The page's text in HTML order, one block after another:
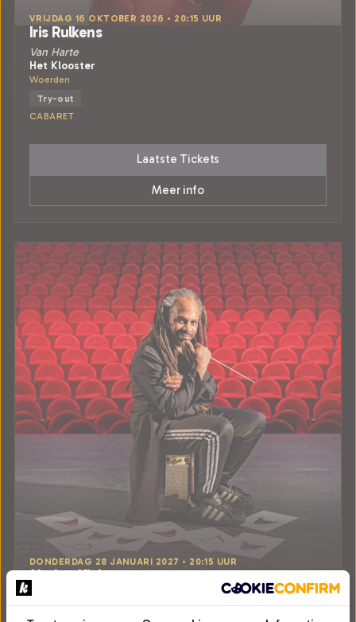
VRIJDAG 16 OKTOBER 2026 • 20:15 UUR
Iris Rulkens
Van Harte
Het Klooster
Woerden
Try-out
CABARET
Laatste Tickets
Meer info
DONDERDAG 28 JANUARI 2027 • 20:15 UUR
Marlon Kicken
Maestro
Het Klooster